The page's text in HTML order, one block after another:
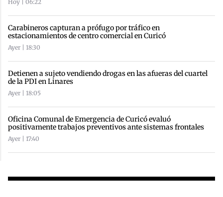
Hoy | 06:22
Carabineros capturan a prófugo por tráfico en
estacionamientos de centro comercial en Curicó
Ayer | 18:30
Detienen a sujeto vendiendo drogas en las afueras del cuartel
de la PDI en Linares
Ayer | 18:05
Oficina Comunal de Emergencia de Curicó evaluó
positivamente trabajos preventivos ante sistemas frontales
Ayer | 17:40